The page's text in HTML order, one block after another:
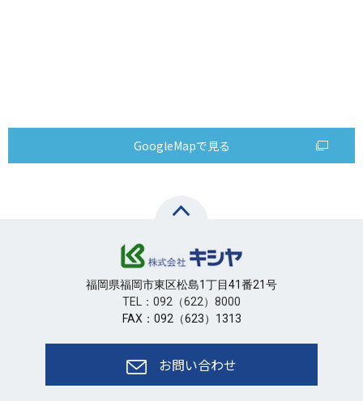
GoogleMapで見る
福岡県福岡市東区松島1丁目41番21号
TEL：092（622）8000
FAX：092（623）1313
お問い合わせ